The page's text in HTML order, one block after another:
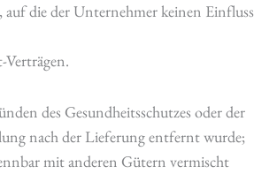
die der Unternehmer keinen Einfluss
des Gesundheitsschutzes oder der
nach der Lieferung entfernt wurde;
mit anderen Gütern vermischt